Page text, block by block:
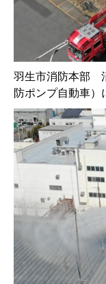
羽生市消防本部
防ポンプ自動車）